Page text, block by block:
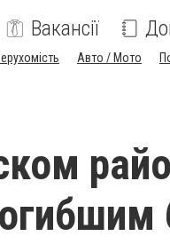
Вакансії
Авто / Мото